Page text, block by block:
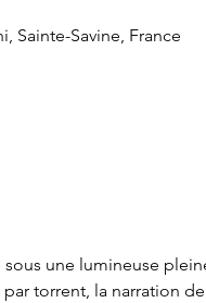
Sainte-Savine, France
une lumineuse
torrent, la narration